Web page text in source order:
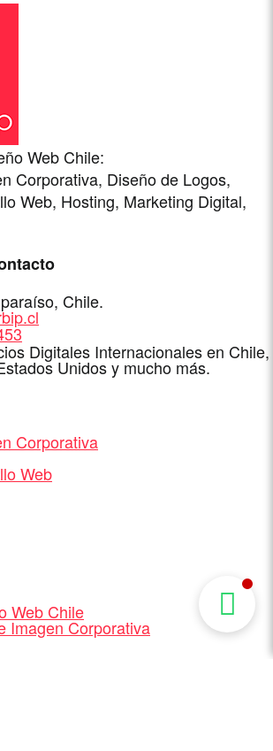
Web Chile:
Corporativa, Diseño de Logos,
Web, Hosting, Marketing Digital,
, Chile.
Digitales Internacionales en Chile,
Unidos y mucho más.
Corporativa
Web
Web Chile
Imagen Corporativa